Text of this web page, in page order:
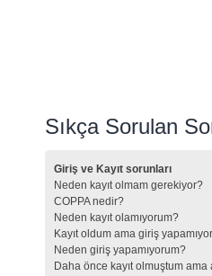
Sıkça Sorulan
Giriş ve Kayıt sorunları
Neden kayıt olmam gerekiyor?
COPPA nedir?
Neden kayıt olamıyorum?
Kayıt oldum ama giriş
Neden giriş yapamıyorum?
Daha önce kayıt olmuştum ama